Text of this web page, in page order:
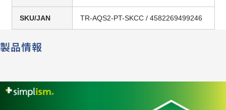
SKU/JAN TR-AQS2-PT-SKCC / 4582269499246
製品情報